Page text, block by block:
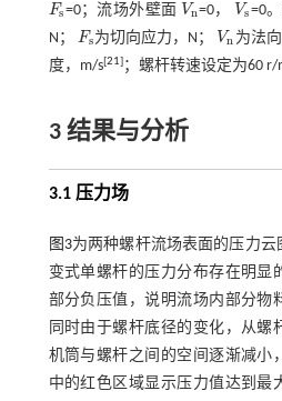
Fs
Fs =0；流场外壁面 Vn
Vn=0， Vs
Vs=0
N；
Fs
Fs 为切向应力，N； Vn
Vn 为法
度，m/s[21]；螺杆转速设定为60 r/
3 结果与分析
3.1 压力场
图3为两种螺杆流场表面的压力云
变式单螺杆的压力分布存在明显
部分负压值，说明流场内部分物
同时由于螺杆底径的变化，从螺
机筒与螺杆之间的空间逐渐减小
中的红色区域显示压力值达到最